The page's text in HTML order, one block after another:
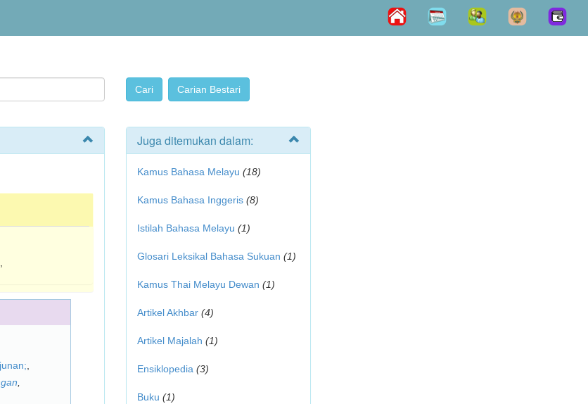
Juga ditemukan dalam:
Kamus Bahasa Melayu (18)
Kamus Bahasa Inggeris (8)
Istilah Bahasa Melayu (1)
Glosari Leksikal Bahasa Sukuan (1)
Kamus Thai Melayu Dewan (1)
Artikel Akhbar (4)
Artikel Majalah (1)
Ensiklopedia (3)
Buku (1)